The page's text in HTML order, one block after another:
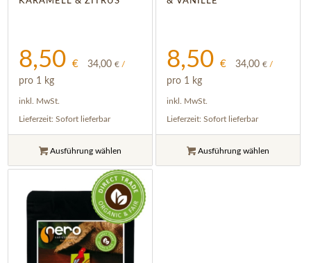
8,50€ 34,00€ /
pro 1 kg
inkl. MwSt.
Lieferzeit:Sofort lieferbar
Ausführung wählen
8,50 € 34,00 €/
pro 1 kg
inkl. MwSt.
Lieferzeit: Sofort lieferbar
Ausführung wählen